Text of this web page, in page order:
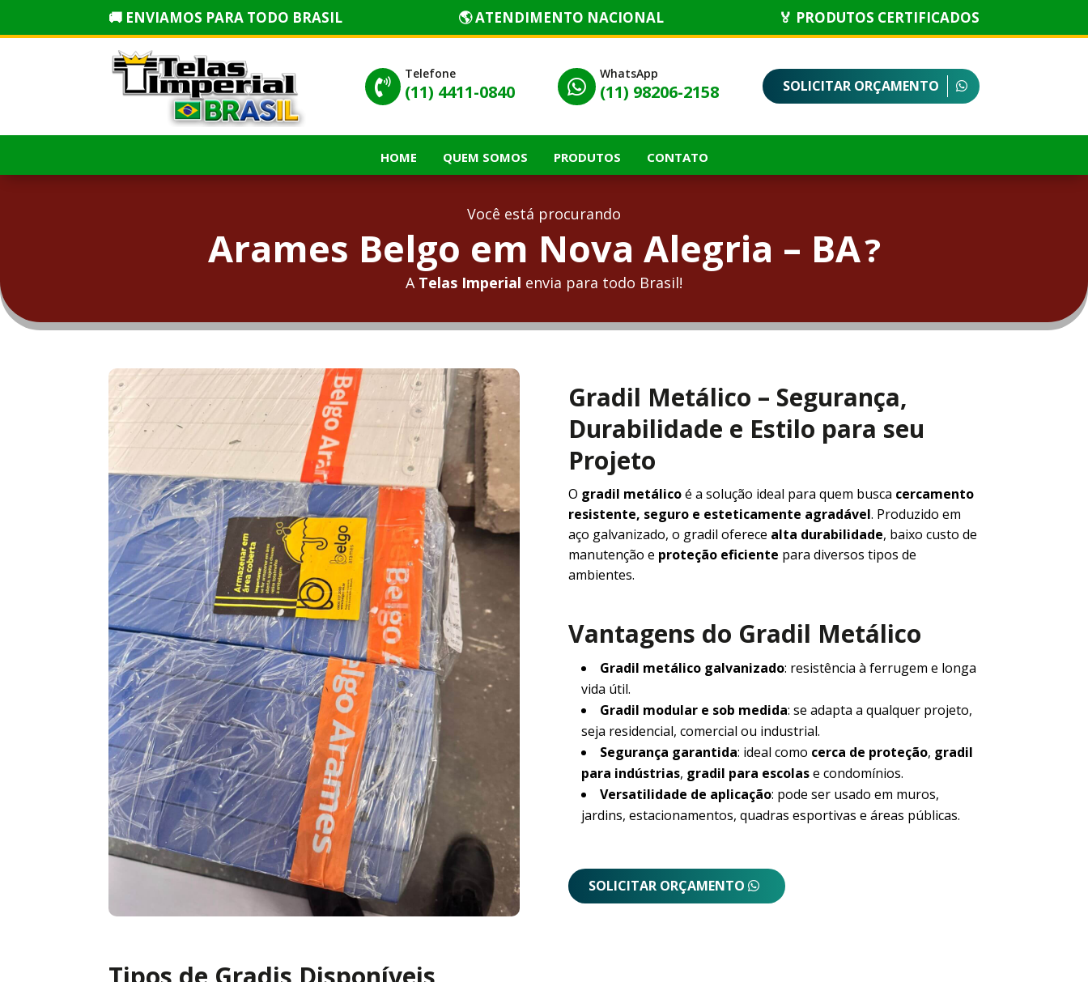
🚚 ENVIAMOS PARA TODO BRASIL 🌎 ATENDIMENTO NACIONAL 🏅 PRODUTOS CERTIFICADOS

Telefone
(11) 4411-0840 
WhatsApp
(11) 98206-2158 SOLICITAR ORÇAMENTO
HOME QUEM SOMOS PRODUTOS CONTATO
Você está procurando
Arames Belgo em Nova Alegria – BA?
A Telas Imperial envia para todo Brasil!
Gradil Metálico – Segurança,
Durabilidade e Estilo para seu
Projeto
O gradil metálicoé a solução ideal para quem busca cercamento
resistente, seguro e esteticamente agradável. Produzido em
aço galvanizado, o gradil oferece alta durabilidade, baixo custo de
manutenção e proteção eficiente para diversos tipos de
ambientes.
Vantagens do Gradil Metálico
Gradil metálico galvanizado: resistência à ferrugem e longa
vida útil.
Gradil modular e sob medida: se adapta a qualquer projeto,
seja residencial, comercial ou industrial.
Segurança garantida: ideal como cerca de proteção, gradil
para indústrias, gradil para escolase condomínios.
Versatilidade de aplicação: pode ser usado em muros,
jardins, estacionamentos, quadras esportivas e áreas públicas.
SOLICITAR ORÇAMENTO